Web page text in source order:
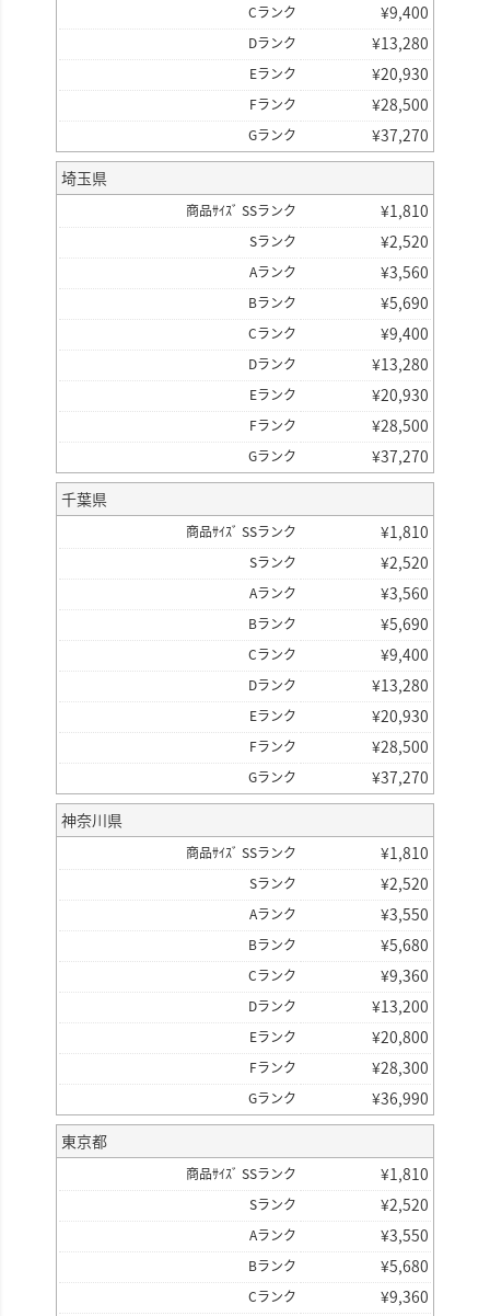
Cランク ¥9,400
Dランク ¥13,280
Eランク ¥20,930
Fランク ¥28,500
Gランク ¥37,270
埼玉県
商品ｻｲｽﾞ SSランク ¥1,810
Sランク ¥2,520
Aランク ¥3,560
Bランク ¥5,690
Cランク ¥9,400
Dランク ¥13,280
Eランク ¥20,930
Fランク ¥28,500
Gランク ¥37,270
千葉県
商品ｻｲｽﾞ SSランク ¥1,810
Sランク ¥2,520
Aランク ¥3,560
Bランク ¥5,690
Cランク ¥9,400
Dランク ¥13,280
Eランク ¥20,930
Fランク ¥28,500
Gランク ¥37,270
神奈川県
商品ｻｲｽﾞ SSランク ¥1,810
Sランク ¥2,520
Aランク ¥3,550
Bランク ¥5,680
Cランク ¥9,360
Dランク ¥13,200
Eランク ¥20,800
Fランク ¥28,300
Gランク ¥36,990
東京都
商品ｻｲｽﾞ SSランク ¥1,810
Sランク ¥2,520
Aランク ¥3,550
Bランク ¥5,680
Cランク ¥9,360